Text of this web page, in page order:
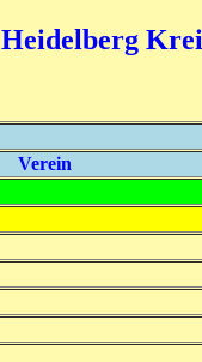
Heidelberg
Verein